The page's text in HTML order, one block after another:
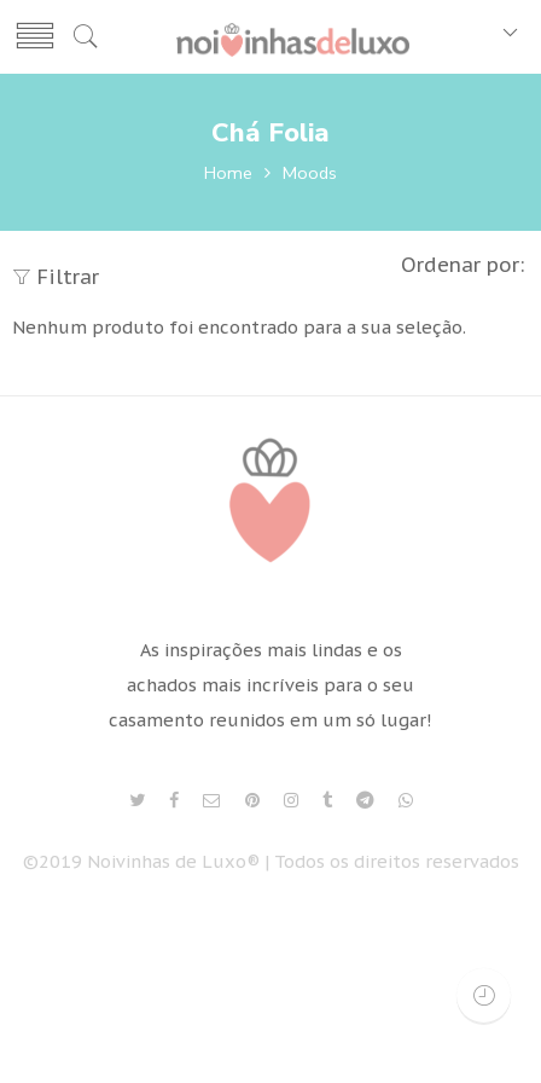
Chá Folia
Home Moods
Filtrar Ordenar por:
Nenhum produto foi encontrado para a sua seleção.
As inspirações mais lindas e os
achados mais incríveis para o seu
casamento reunidos em um só lugar!
©2019 Noivinhas de Luxo® | Todos os direitos reservados